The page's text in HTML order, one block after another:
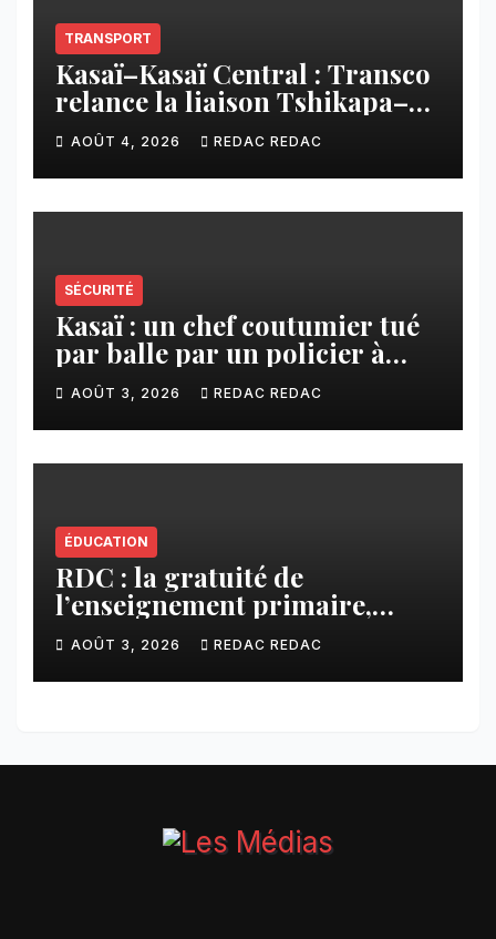
TRANSPORT
Kasaï–Kasaï Central : Transco
relance la liaison Tshikapa–
Tshiamu pour faciliter les
échanges
AOÛT 4, 2026 REDAC REDAC
SÉCURITÉ
Kasaï : un chef coutumier tué
par balle par un policier à
Kamuesha, la tension monte
AOÛT 3, 2026 REDAC REDAC
ÉDUCATION
RDC : la gratuité de
l’enseignement primaire,
vision phare du Président
Félix Tshisekedi réaffirmée
par une circulaire du
AOÛT 3, 2026 REDAC REDAC